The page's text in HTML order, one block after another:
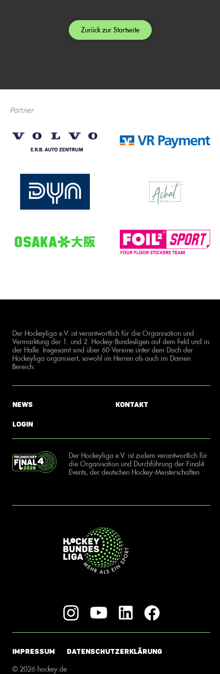
Zurück zur Startseite
Partner
Der Hockeyliga e.V. ist verantwortlich für die Organisation und
Vermarktung der 1. und 2. Hockey-Bundesligen auf dem Feld und in
der Halle. Insgesamt sind über 60 Vereine unter dem Dach der
Hockeyliga organisiert, sowohl im Herren als auch im Damen
Bereich.
News
Login
Kontakt
Der Hockeyliga e.V. ist zudem verantwortlich für
die Organisation und Durchführung der Final4
Events, der deutschen Hockey-Meisterschaften.
IMPRESSUM DATENSCHUTZERKLÄRUNG
© 2026 hockey.de